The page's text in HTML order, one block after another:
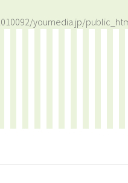
youmedia.jp/